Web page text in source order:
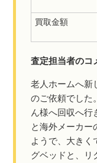
買取金額
査定担当者のコ
老人ホームへ新
のご依頼でした
ん様へ回収へ行
と海外メーカー
ようで、大きく
グベッドと、リ